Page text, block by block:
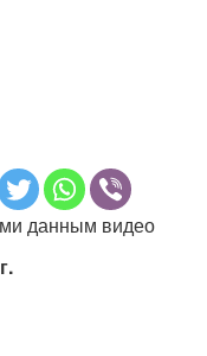
данным видео